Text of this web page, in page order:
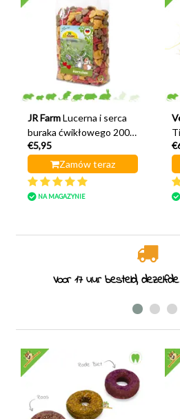
JR Farm Lucerna i serca
buraka ćwikłowego 200
gramów
€5,95
Zamów teraz
NA MAGAZYNIE
Voor 17 uur besteld,